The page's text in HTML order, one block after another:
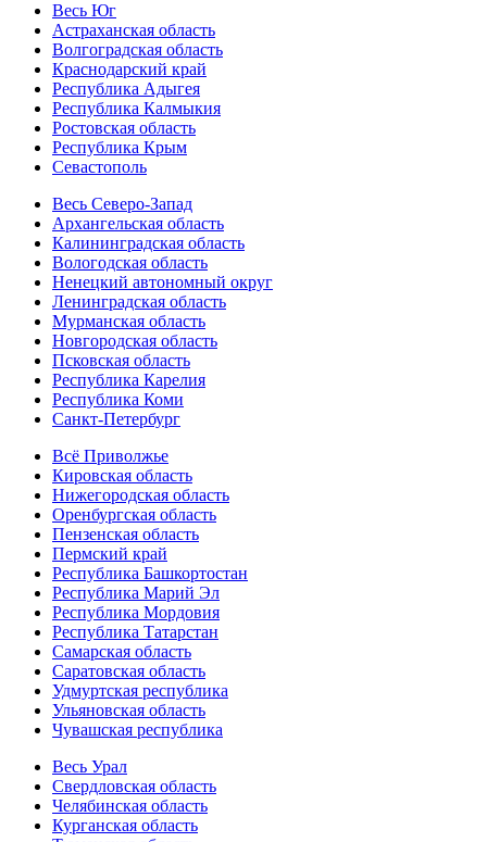
Весь Юг
Астраханская область
Волгоградская область
Краснодарский край
Республика Адыгея
Республика Калмыкия
Ростовская область
Республика Крым
Севастополь
Весь Северо-Запад
Архангельская область
Калининградская область
Вологодская область
Ненецкий автономный округ
Ленинградская область
Мурманская область
Новгородская область
Псковская область
Республика Карелия
Республика Коми
Санкт-Петербург
Всё Приволжье
Кировская область
Нижегородская область
Оренбургская область
Пензенская область
Пермский край
Республика Башкортостан
Республика Марий Эл
Республика Мордовия
Республика Татарстан
Самарская область
Саратовская область
Удмуртская республика
Ульяновская область
Чувашская республика
Весь Урал
Свердловская область
Челябинская область
Курганская область